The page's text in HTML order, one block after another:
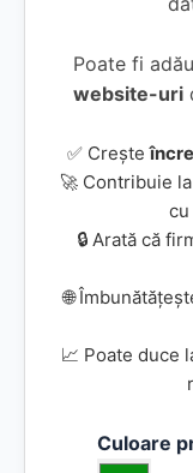
Poate fi
website-uri
✅ Crește
🚀 Contribuie
🔒 Arată că
🌐
📈 Poate duce
Culoare